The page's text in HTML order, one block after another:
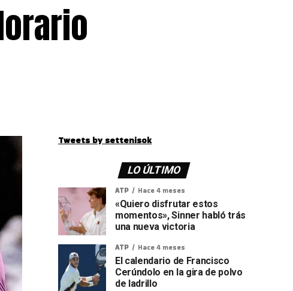
Tweets by settenisok
LO ÚLTIMO
ATP Hace 4 meses
«Quiero disfrutar estos
momentos», Sinner habló trás
una nueva victoria
ATP Hace 4 meses
El calendario de Francisco
Cerúndolo en la gira de polvo
de ladrillo